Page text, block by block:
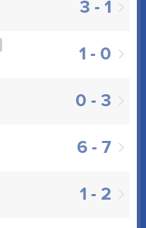
3 - 1
1 - 0
0 - 3
6 - 7
1 - 2